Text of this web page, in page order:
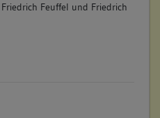
Feuffel und Friedrich